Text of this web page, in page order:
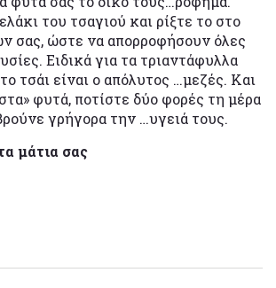
του τσαγιού και ρίξτε το στο
σας, ώστε να απορροφήσουν όλες
Ειδικά για τα τριαντάφυλλα
τσάι είναι ο απόλυτος …μεζές. Και
φυτά, ποτίστε δύο φορές τη μέρα
γρήγορα την …υγειά τους.
μάτια σας